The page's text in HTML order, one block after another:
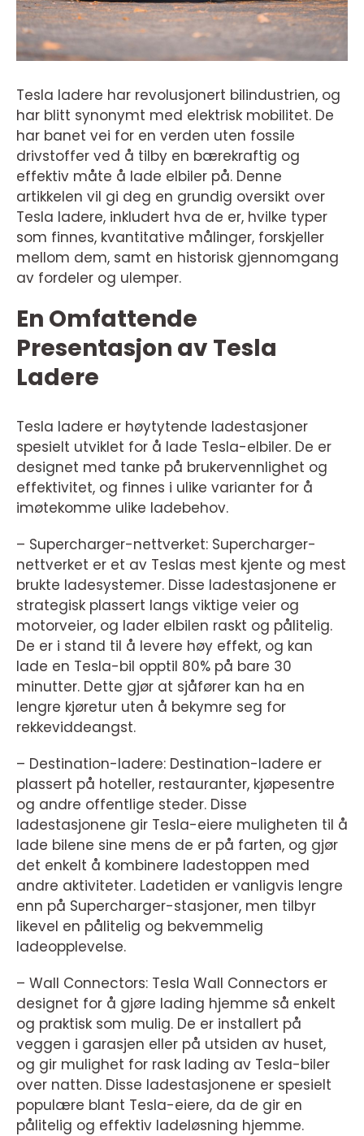
Tesla ladere har revolusjonert bilindustrien, og
har blitt synonymt med elektrisk mobilitet. De
har banet vei for en verden uten fossile
drivstoffer ved å tilby en bærekraftig og
effektiv måte å lade elbiler på. Denne
artikkelen vil gi deg en grundig oversikt over
Tesla ladere, inkludert hva de er, hvilke typer
som finnes, kvantitative målinger, forskjeller
mellom dem, samt en historisk gjennomgang
av fordeler og ulemper.
En Omfattende
Presentasjon av Tesla
Ladere
Tesla ladere er høytytende ladestasjoner
spesielt utviklet for å lade Tesla-elbiler. De er
designet med tanke på brukervennlighet og
effektivitet, og finnes i ulike varianter for å
imøtekomme ulike ladebehov.
– Supercharger-nettverket: Supercharger-
nettverket er et av Teslas mest kjente og mest
brukte ladesystemer. Disse ladestasjonene er
strategisk plassert langs viktige veier og
motorveier, og lader elbilen raskt og pålitelig.
De er i stand til å levere høy effekt, og kan
lade en Tesla-bil opptil 80% på bare 30
minutter. Dette gjør at sjåfører kan ha en
lengre kjøretur uten å bekymre seg for
rekkeviddeangst.
– Destination-ladere: Destination-ladere er
plassert på hoteller, restauranter, kjøpesentre
og andre offentlige steder. Disse
ladestasjonene gir Tesla-eiere muligheten til å
lade bilene sine mens de er på farten, og gjør
det enkelt å kombinere ladestoppen med
andre aktiviteter. Ladetiden er vanligvis lengre
enn på Supercharger-stasjoner, men tilbyr
likevel en pålitelig og bekvemmelig
ladeopplevelse.
– Wall Connectors: Tesla Wall Connectors er
designet for å gjøre lading hjemme så enkelt
og praktisk som mulig. De er installert på
veggen i garasjen eller på utsiden av huset,
og gir mulighet for rask lading av Tesla-biler
over natten. Disse ladestasjonene er spesielt
populære blant Tesla-eiere, da de gir en
pålitelig og effektiv ladeløsning hjemme.